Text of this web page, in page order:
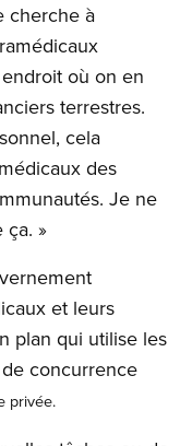
cherche à
endroit où on en
terrestres.
cela
des
Je ne
ça. »
et leurs
plan qui utilise les
concurrence
privée.